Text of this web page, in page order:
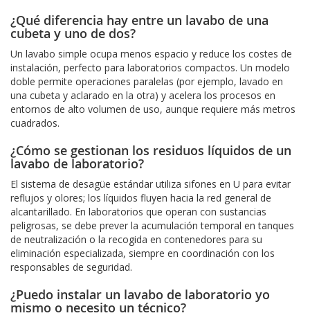
¿Qué diferencia hay entre un lavabo de una
cubeta y uno de dos?
Un lavabo simple ocupa menos espacio y reduce los costes de
instalación, perfecto para laboratorios compactos. Un modelo
doble permite operaciones paralelas (por ejemplo, lavado en
una cubeta y aclarado en la otra) y acelera los procesos en
entornos de alto volumen de uso, aunque requiere más metros
cuadrados.
¿Cómo se gestionan los residuos líquidos de un
lavabo de laboratorio?
El sistema de desagüe estándar utiliza sifones en U para evitar
reflujos y olores; los líquidos fluyen hacia la red general de
alcantarillado. En laboratorios que operan con sustancias
peligrosas, se debe prever la acumulación temporal en tanques
de neutralización o la recogida en contenedores para su
eliminación especializada, siempre en coordinación con los
responsables de seguridad.
¿Puedo instalar un lavabo de laboratorio yo
mismo o necesito un técnico?